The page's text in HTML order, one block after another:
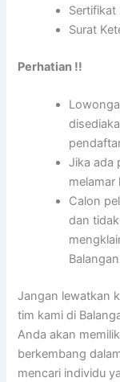
Sertifikat
Surat
Perhatian !!
Jika ada
melamar
Calon
dan
Jangan lewatkan
tim kami di
Anda akan
berkembang
mencari individu